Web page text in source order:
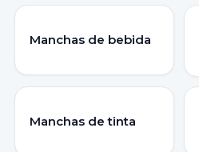
Manchas de bebida
Manchas de tinta